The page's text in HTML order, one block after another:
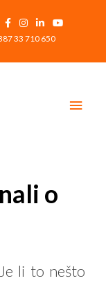
33 710 650
o
li to nešto